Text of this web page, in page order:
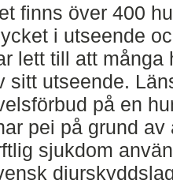
finns över 400
i utseende
lett till att många
sitt utseende.
på en
pei på grund
sjukdom